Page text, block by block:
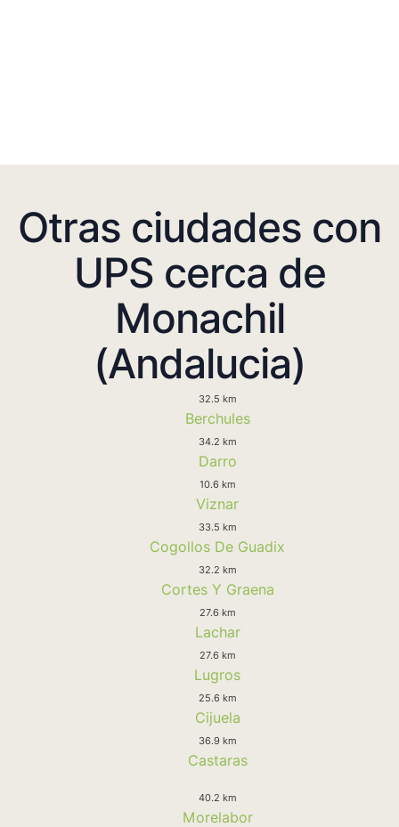
Otras ciudades con
UPS cerca de
Monachil
(Andalucia)
32.5 km
Berchules
34.2 km
Darro
10.6 km
Viznar
33.5 km
Cogollos De Guadix
32.2 km
Cortes Y Graena
27.6 km
Lachar
27.6 km
Lugros
25.6 km
Cijuela
36.9 km
Castaras
40.2 km
Morelabor